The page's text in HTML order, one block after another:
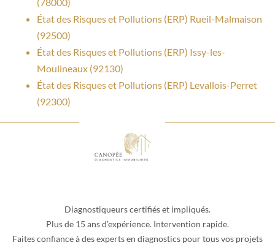
État des Risques et Pollutions (ERP) Rueil-Malmaison
(92500)
État des Risques et Pollutions (ERP) Issy-les-
Moulineaux (92130)
État des Risques et Pollutions (ERP) Levallois-Perret
(92300)
Diagnostiqueurs certifiés et impliqués.
Plus de 15 ans d’expérience. Intervention rapide.
Faites confiance à des experts en diagnostics pour tous vos projets